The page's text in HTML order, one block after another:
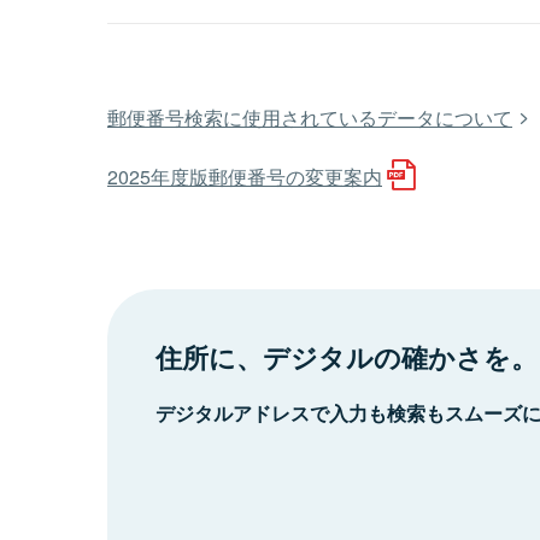
郵便番号検索に使用されているデータについて
2025年度版郵便番号の変更案内
住所に、デジタルの確かさを。
デジタルアドレスで入力も検索もスムーズ